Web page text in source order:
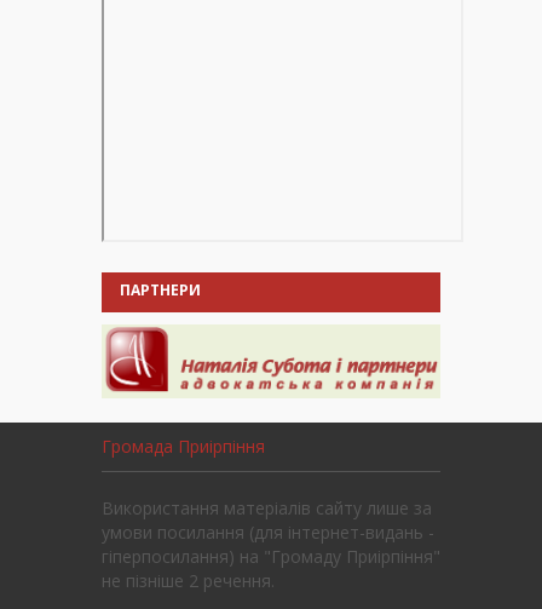
ПАРТНЕРИ
Громада Приірпіння
Використання матеріалів сайту лише за
умови посилання (для інтернет-видань -
гіперпосилання) на "Громаду Приірпіння"
не пізніше 2 речення.